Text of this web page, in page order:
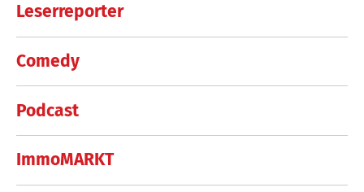
Leserreporter
Comedy
Podcast
ImmoMARKT